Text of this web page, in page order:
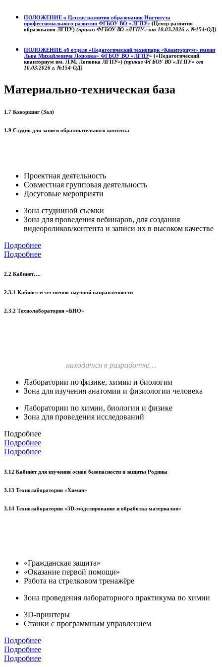
ПОЛОЖЕНИЕ о Центре развития образования Института
профессионального развития ФГБОУ ВО «ЛГПУ» (Центр развития
образования ЛГПУ) (приказ ФГБОУ ВО «ЛГПУ» от 10.03.2026 г. №154-ОД)
ПОЛОЖЕНИЕ об отделе «Педагогический технопарк «Кванториум» имени
Льва Михайловича Лоповка» ФГБОУ ВО «ЛГПУ» («Педагогический
кванториум им. Л.М. Лоповка ЛГПУ») (приказ ФГБОУ ВО «ЛГПУ» от
10.03.2026 г. №154-ОД)
Материально-техническая база
1.7 Коворкинг (Зал)
1.9 Студия для записи образовательного контента
Проектная деятельность
Совместная групповая деятельность
Досуговые мероприяти
Зона студииной съемки
Зона для проведения вебинаров, для создания
видеороликов/контента и записи их в высоком качестве
Подробнее
Подробнее
2.2 Кабинет….
2.3.1 Кабинет естественно-научной направленности
2.3.2 Технолаборатория «БИО»
находится в разработке…
Лаборатории по физике, химии и биологии
Зона для изучения анатомии и физиологии человека
Лаборатории по химии, биологии и физике
Зона для проведения исследований
Подробнее
Подробнее
Подробнее
3.12 Кабинет для изучения основ безопасности и защиты Родины
3.13 Технолаборатория «Химия»
3.14 Технолаборатория «3D-моделирование и обработка материалов»
«Гражданская защита»
«Оказание первой помощи»
Работа на стрелковом тренажёре
Зона проведения лабораторного практикума по химии
3D-принтеры
Станки с программным управлением
Подробнее
Подробнее
Подробнее